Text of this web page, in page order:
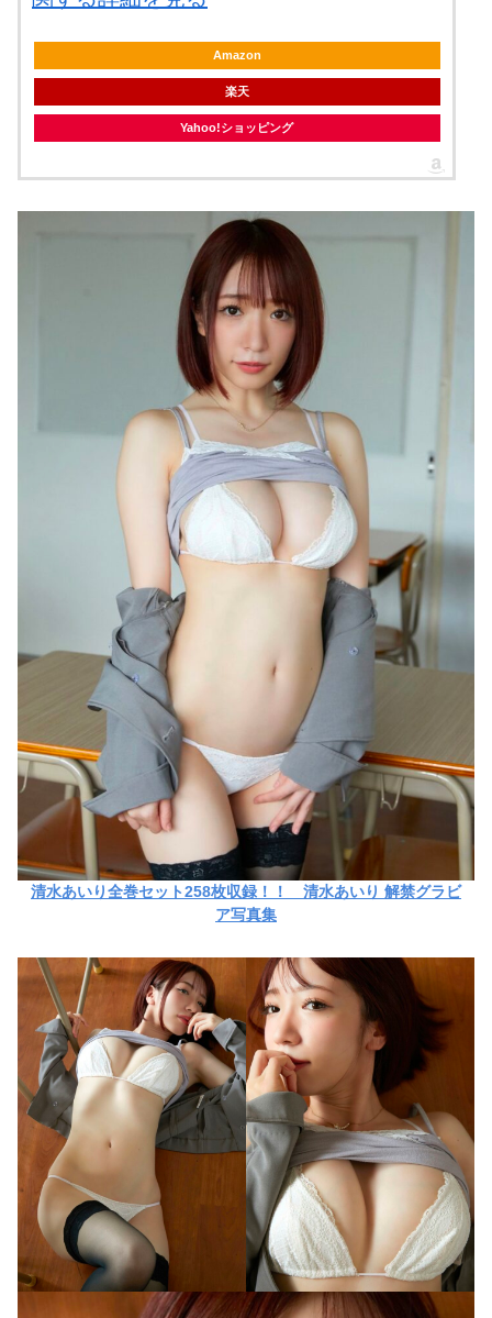
Amazon
楽天
Yahoo!ショッピング
清水あいり全巻セット258枚収録！！ 清水あいり 解禁グラビ
ア写真集